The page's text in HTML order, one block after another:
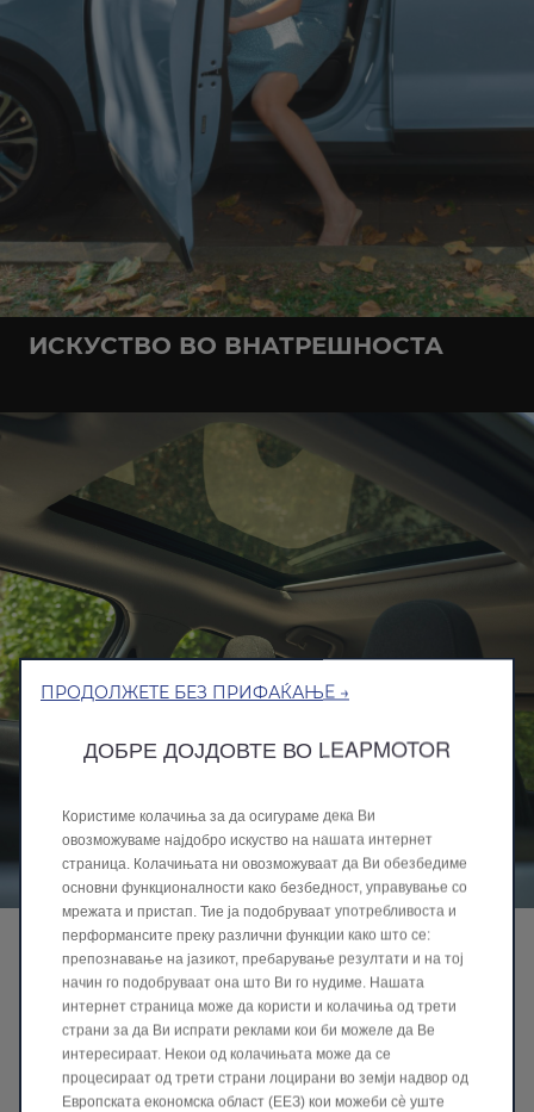
ИСКУСТВО ВО ВНАТРЕШНОСТА
ПАНОРАМСКИ СОНЧЕВ КРОВ &
ШТИТНИК ОД СОНЦЕ
Уживајте во посветла внатрешност
Панорамскиот сончев кров прави внатрешноста да
изгледа поголема и ја исполнува кабината со
ПРОДОЛЖЕТЕ БЕЗ ПРИФАЌАЊЕ →
ДОБРЕ ДОЈДОВТЕ ВО LEAPMOTOR
Користиме колачиња за да осигураме дека Ви
овозможуваме најдобро искуство на нашата интернет
страница. Колачињата ни овозможуваат да Ви обезбедиме
основни функционалности како безбедност, управување со
мрежата и пристап. Тие ја подобруваат употребливоста и
перформансите преку различни функции како што се:
препознавање на јазикот, пребарување резултати и на тој
начин го подобруваат она што Ви го нудиме. Нашата
интернет страница може да користи и колачиња од трети
страни за да Ви испрати реклами кои би можеле да Ве
интересираат. Некои од колачињата може да се
процесираат од трети страни лоцирани во земји надвор од
Европската економска област (ЕЕЗ) кои можеби сѐ уште